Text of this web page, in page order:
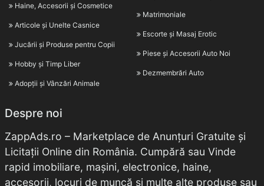
Haine, Accesorii și Cosmetice
Articole și Unelte Casnice
Jucării și Produse pentru Copii
Hobby și Timp Liber
Adopții și Vânzări Animale
Matrimoniale
Escorte și Masaj Erotic
Piese și Accesorii Auto Noi
Dezmembrări Auto
Despre noi
ZappAds.ro – Marketplace de Anunțuri Gratuite și
Licitații Online din România. Cumpără sau Vinde
rapid imobiliare, mașini, electronice, haine,
accesorii, locuri de muncă și multe alte produse sau